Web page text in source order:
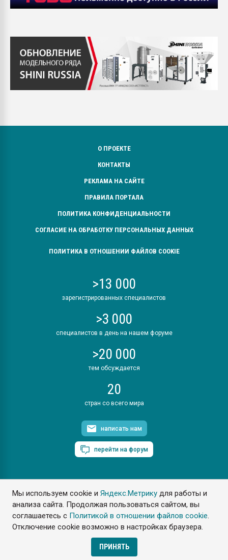
Мы используем cookie иЯндекс.Метрику для работы и
анализа сайта. Продолжая пользоваться сайтом, вы
соглашаетесь с Политикой в отношении файлов cookie.
Отключение cookie возможно в настройках браузера.
ПРИНЯТЬ
О ПРОЕКТЕ
КОНТАКТЫ
РЕКЛАМА НА САЙТЕ
ПРАВИЛА ПОРТАЛА
ПОЛИТИКА КОНФИДЕНЦИАЛЬНОСТИ
СОГЛАСИЕ НА ОБРАБОТКУ ПЕРСОНАЛЬНЫХ ДАННЫХ
ПОЛИТИКА В ОТНОШЕНИИ ФАЙЛОВ COOKIE
>13 000
зарегистрированных специалистов
>3 000
специалистов в день на нашем форуме
>20 000
тем обсуждается
20
стран со всего мира
написать нам
перейти на форум
ПластЭксперт © 2006. Все права защищены
Разрешается копирование материалов сайта с обязательной
ссылкой на www.e-plastic.ru
Разработка сайта